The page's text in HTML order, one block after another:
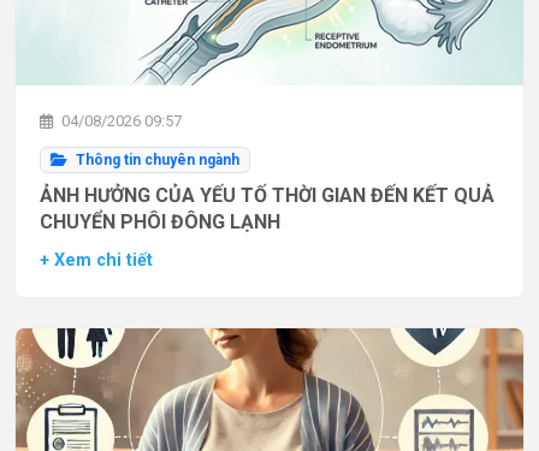
04/08/2026 09:57
Thông tin chuyên ngành
ẢNH HƯỞNG CỦA YẾU TỐ THỜI GIAN ĐẾN KẾT QUẢ
CHUYỂN PHÔI ĐÔNG LẠNH
+ Xem chi tiết